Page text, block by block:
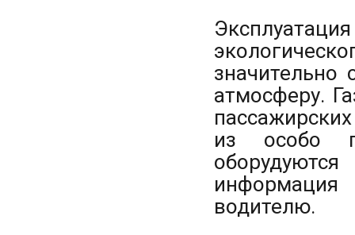
значительно
атмосферу.
из особо
информация
водителю.